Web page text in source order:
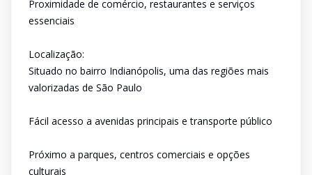
Proximidade de comércio, restaurantes e serviços
essenciais
Localização:
Situado no bairro Indianópolis, uma das regiões mais
valorizadas de São Paulo
Fácil acesso a avenidas principais e transporte público
Próximo a parques, centros comerciais e opções
culturais